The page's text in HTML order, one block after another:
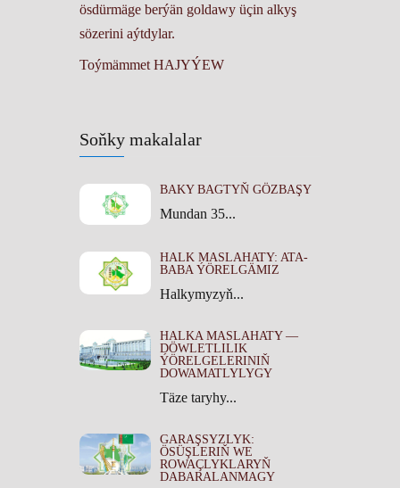
Soňky makalalar
BAKY BAGTYŇ GÖZBAŞY
Mundan 35...
HALK MASLAHATY: ATA-
BABA ÝÖRELGÄMIZ
Halkymyzyň...
HALKA MASLAHATY —
DÖWLETLILIK
ÝÖRELGELERINIŇ
DOWAMATLYLYGY
Täze taryhy...
GARAŞSYZLYK:
ÖSÜŞLERIŇ WE
ROWAÇLYKLARYŇ
DABARALANMAGY
ösdürmäge berýän goldawy üçin alkyş
sözerini aýtdylar.
Toýmämmet HAJYÝEW